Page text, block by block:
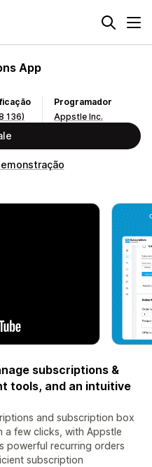
App
136)
Programador
Appstle Inc.
subscriptions &
tools, and an intuitive
and subscription box
a few clicks, with Appstle
powerful recurring orders
subscription